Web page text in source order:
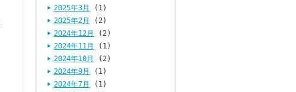
2025年3月
(1)
2025年2月
(2)
2024年12月
(2)
2024年11月
(1)
2024年10月
(2)
2024年9月
(1)
2024年7月
(1)